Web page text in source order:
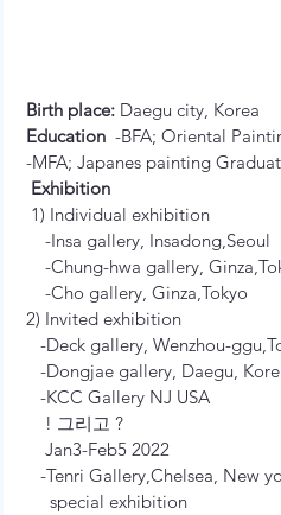
Birth place:
Education -BFA; Oriental
-MFA; Japanes painting
Exhibition
1) Individual exhibition
-Insa gallery, Insadong,Seoul
-Chung-hwa gallery,
-Cho gallery, Ginza,Tokyo
2) Invited exhibition
-Deck gallery, Wenzhou-
-Dongjae gallery, Daegu,
-KCC Gallery NJ USA
! 그리고 ?
Jan3-Feb5 2022
-Tenri Gallery,Chelsea, New
special exhibition